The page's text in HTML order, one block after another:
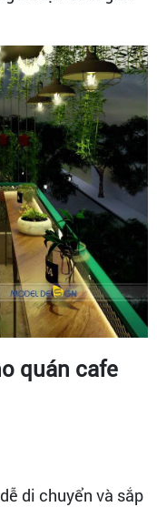
quán cafe
di chuyển và sắp